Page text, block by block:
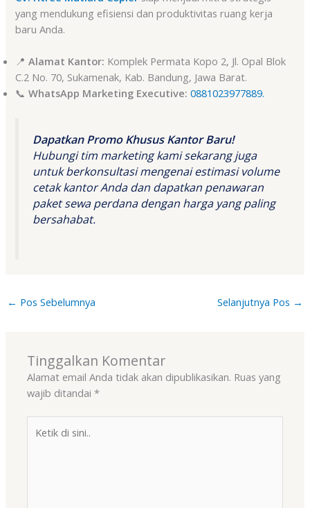
yang mendukung efisiensi dan produktivitas ruang kerja
baru Anda.
📍Alamat Kantor: Komplek Permata Kopo 2, Jl. Opal Blok
C.2 No. 70, Sukamenak, Kab. Bandung, Jawa Barat.
📞WhatsApp Marketing Executive: 0881023977889.
Dapatkan Promo Khusus Kantor Baru!
Hubungi tim marketing kami sekarang juga
untuk berkonsultasi mengenai estimasi volume
cetak kantor Anda dan dapatkan penawaran
paket sewa perdana dengan harga yang paling
bersahabat.
← Pos Sebelumnya Selanjutnya Pos →
Tinggalkan Komentar
Alamat email Anda tidak akan dipublikasikan. Ruas yang
wajib ditandai*